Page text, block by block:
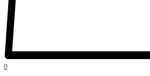
0